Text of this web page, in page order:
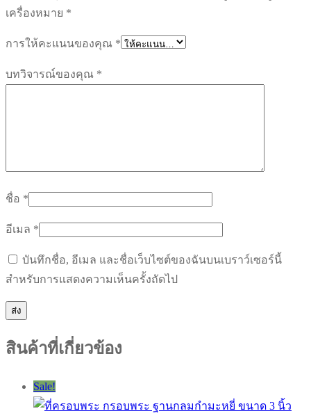
จีน
เครื่องหมาย *
การให้คะแนนของคุณ *
บทวิจารณ์ของคุณ *
ชื่อ *
อีเมล *
บันทึกชื่อ, อีเมล และชื่อเว็บไซต์ของฉันบนเบราว์เซอร์นี้
สำหรับการแสดงความเห็นครั้งถัดไป
สินค้าที่เกี่ยวข้อง
Sale!